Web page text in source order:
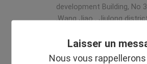
Laisser un
Nous vous
development Building, No
,Wang Jiao , Jiulong
5.0
Fournisseur vérifié